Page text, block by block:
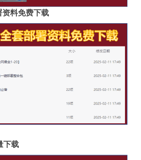
料免费下载
下载